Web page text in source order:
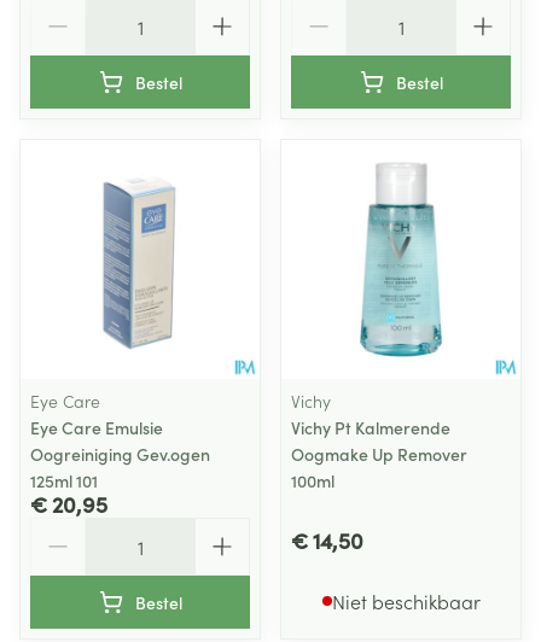
Bestel Bestel
Eye Care
Eye Care Emulsie
Oogreiniging Gev.ogen
125ml 101
€ 20,95
Bestel
Vichy
Vichy Pt Kalmerende
Oogmake Up Remover
100ml
€ 14,50
Niet beschikbaar